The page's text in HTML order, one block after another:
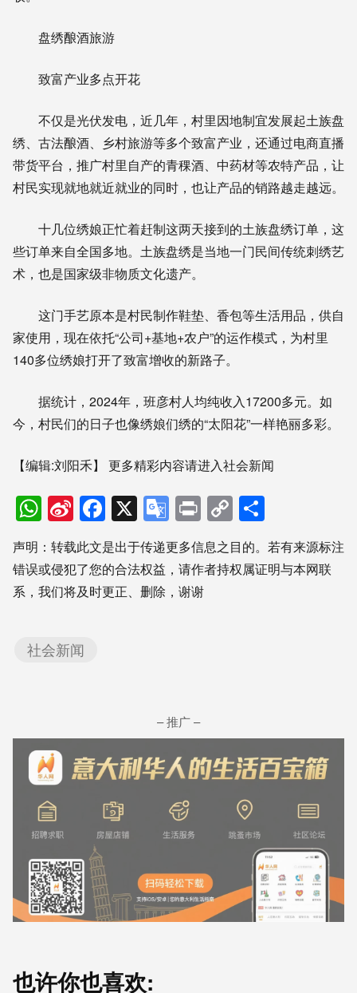
盘绣酿酒旅游
致富产业多点开花
不仅是光伏发电，近几年，村里因地制宜发展起土族盘
绣、古法酿酒、乡村旅游等多个致富产业，还通过电商直播
带货平台，推广村里自产的青稞酒、中药材等农特产品，让
村民实现就地就近就业的同时，也让产品的销路越走越远。
十几位绣娘正忙着赶制这两天接到的土族盘绣订单，这
些订单来自全国多地。土族盘绣是当地一门民间传统刺绣艺
术，也是国家级非物质文化遗产。
这门手艺原本是村民制作鞋垫、香包等生活用品，供自
家使用，现在依托“公司+基地+农户”的运作模式，为村里
140多位绣娘打开了致富增收的新路子。
据统计，2024年，班彦村人均纯收入17200多元。如
今，村民们的日子也像绣娘们绣的“太阳花”一样艳丽多彩。
【编辑:刘阳禾】 更多精彩内容请进入社会新闻
WhatsApp
Sina
Weibo
Facebook
X Google
Translate
PrintCopy
Link享
声明：转载此文是出于传递更多信息之目的。若有来源标注
错误或侵犯了您的合法权益，请作者持权属证明与本网联
系，我们将及时更正、删除，谢谢
社会新闻
– 推广 –
也许你也喜欢: